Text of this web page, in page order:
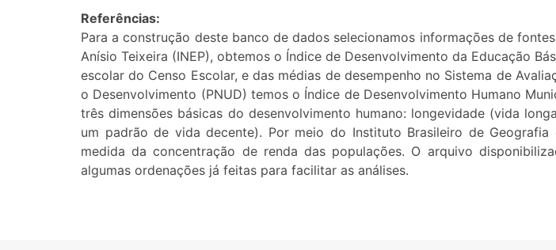
Referências:
Para a construção deste banco de dados selecionamos informações de
Anísio Teixeira (INEP), obtemos o Índice de Desenvolvimento da Educação
escolar do Censo Escolar, e das médias de desempenho no Sistema de
o Desenvolvimento (PNUD) temos o Índice de Desenvolvimento Humano
três dimensões básicas do desenvolvimento humano: longevidade (vida
um padrão de vida decente). Por meio do Instituto Brasileiro de
medida da concentração de renda das populações. O arquivo
algumas ordenações já feitas para facilitar as análises.